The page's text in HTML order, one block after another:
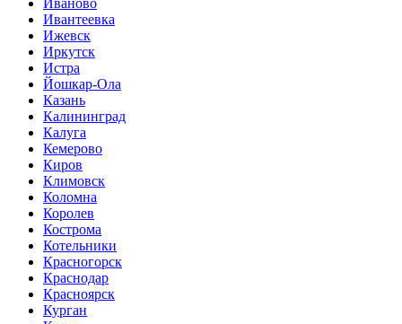
Иваново
Ивантеевка
Ижевск
Иркутск
Истра
Йошкар-Ола
Казань
Калининград
Калуга
Кемерово
Киров
Климовск
Коломна
Королев
Кострома
Котельники
Красногорск
Краснодар
Красноярск
Курган